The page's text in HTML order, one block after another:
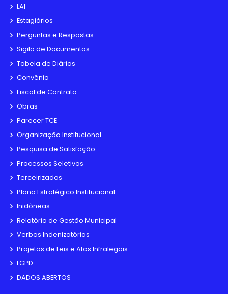
LAI
Estagiários
Perguntas e Respostas
Sigilo de Documentos
Tabela de Diárias
Convênio
Fiscal de Contrato
Obras
Parecer TCE
Organização Institucional
Pesquisa de Satisfação
Processos Seletivos
Terceirizados
Plano Estratégico Institucional
Inidôneas
Relatório de Gestão Municipal
Verbas Indenizatórias
Projetos de Leis e Atos Infralegais
LGPD
DADOS ABERTOS